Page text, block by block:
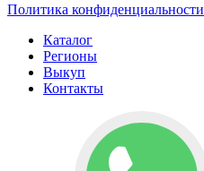
Политика конфиденциальности
Каталог
Регионы
Выкуп
Контакты